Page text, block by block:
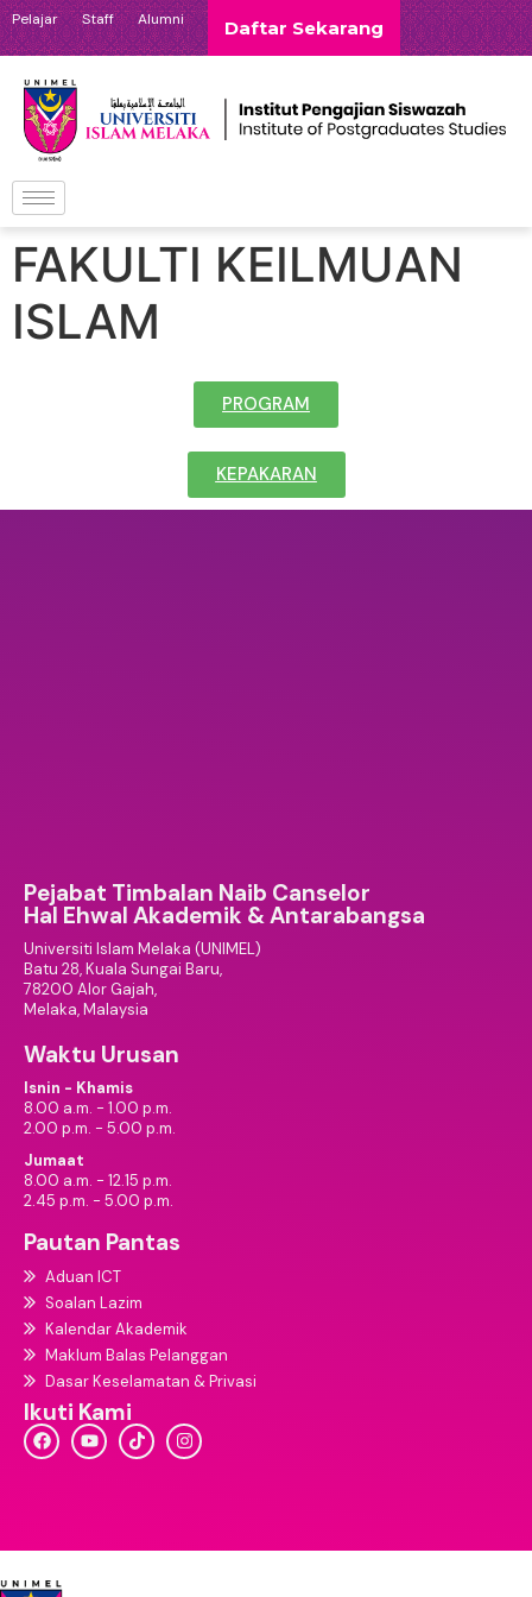
Pelajar Staff Alumni Daftar Sekarang
FAKULTI KEILMUAN
ISLAM
PROGRAM
KEPAKARAN
Pejabat Timbalan Naib Canselor
Hal Ehwal Akademik & Antarabangsa
Universiti Islam Melaka (UNIMEL)
Batu 28, Kuala Sungai Baru,
78200 Alor Gajah,
Melaka, Malaysia
Waktu Urusan
Isnin - Khamis
8.00 a.m. - 1.00 p.m.
2.00 p.m. - 5.00 p.m.
Jumaat
8.00 a.m. - 12.15 p.m.
2.45 p.m. - 5.00 p.m.
Pautan Pantas
Aduan ICT
Soalan Lazim
Kalendar Akademik
Maklum Balas Pelanggan
Dasar Keselamatan & Privasi
Ikuti Kami